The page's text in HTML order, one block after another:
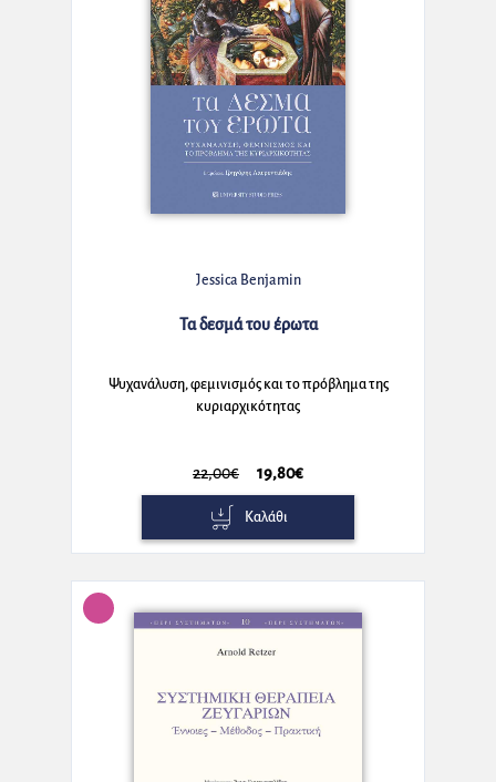
Jessica Benjamin
Τα δεσμά του έρωτα
Ψυχανάλυση, φεμινισμός και το πρόβλημα της
κυριαρχικότητας
22,00€ 19,80€
Καλάθι